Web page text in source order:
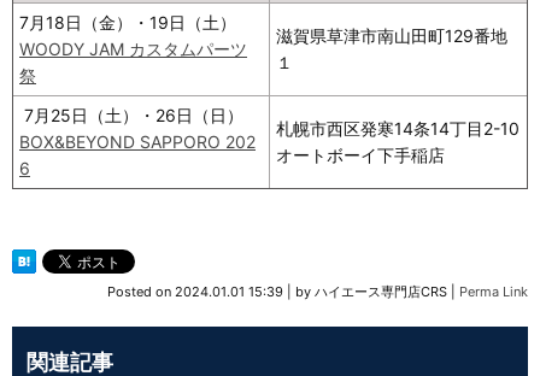
7月18日（金）・19日（土）
WOODY JAM カスタムパーツ
祭
滋賀県草津市南山田町129番地
１
7月25日（土）・26日（日）
BOX&BEYOND SAPPORO 202
6
札幌市西区発寒14条14丁目2-10
オートボーイ下手稲店
Posted on 2024.01.01 15:39 by ハイエース専門店CRS Perma Link
関連記事